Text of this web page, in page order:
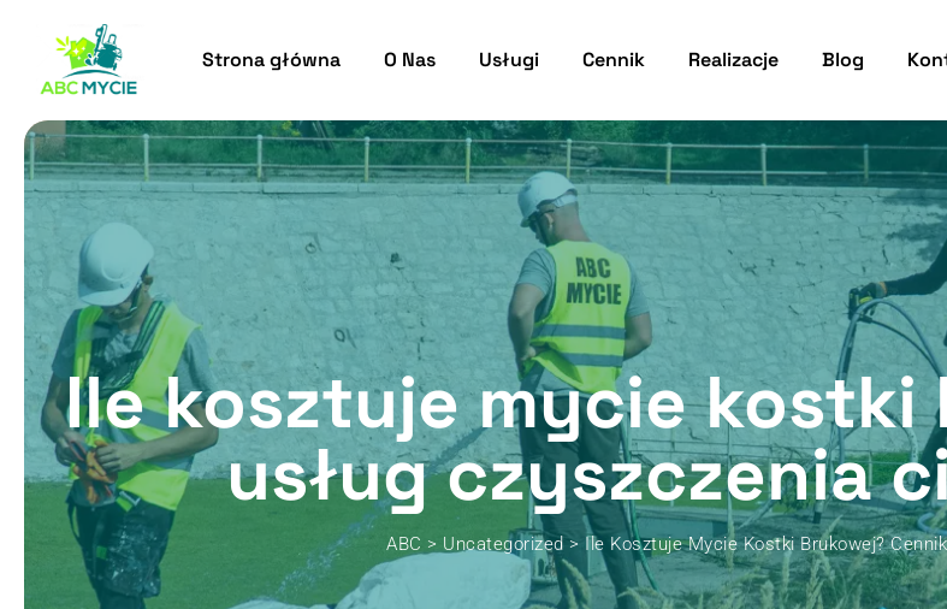
Strona główna O Nas Usługi Cennik Realizacje Blog
Ile kosztuje mycie kostki
usług czyszczenia
ABC > Uncategorized > Ile Kosztuje Mycie Kostki Brukowej?